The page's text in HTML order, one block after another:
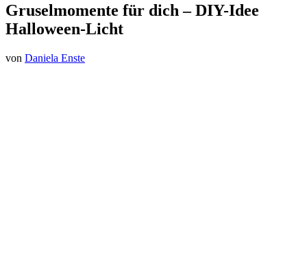
Gruselmomente für dich – DIY-Idee
Halloween-Licht
von Daniela Enste